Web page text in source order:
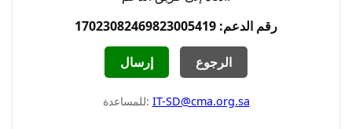
رقم الدعم: 17023082469823005419
إرسال الرجوع
للمساعدة: IT-SD@cma.org.sa